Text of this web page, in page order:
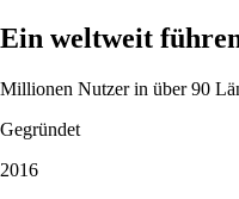
Ein weltweit
Millionen Nutzer in über 90
Gegründet
2016